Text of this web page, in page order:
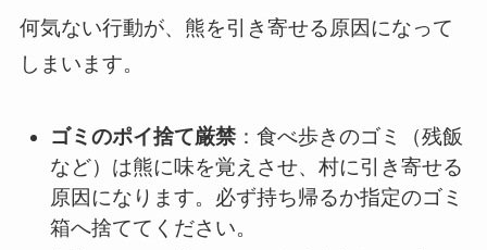
何気ない行動が、熊を引き寄せる原因になって
しまいます。
ゴミのポイ捨て厳禁 ：食べ歩きのゴミ（残飯
など）は熊に味を覚えさせ、村に引き寄せる
原因になります。必ず持ち帰るか指定のゴミ
箱へ捨ててください。